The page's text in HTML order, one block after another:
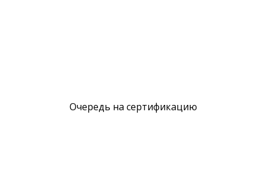
Очередь на сертификацию